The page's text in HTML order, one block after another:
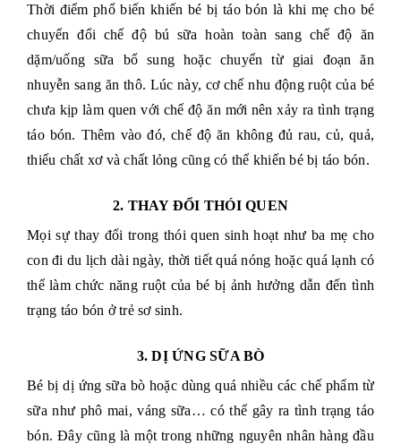
Thời điểm phổ biến khiến bé bị táo bón là khi mẹ cho bé
chuyển đổi chế độ bú sữa hoàn toàn sang chế độ ăn
dặm/uống sữa bổ sung hoặc chuyển từ giai đoạn ăn
nhuyễn sang ăn thô. Lúc này, cơ chế nhu động ruột của bé
chưa kịp làm quen với chế độ ăn mới nên xảy ra tình trạng
táo bón. Thêm vào đó, chế độ ăn không đủ rau, củ, quả,
thiếu chất xơ và chất lỏng cũng có thể khiến bé bị táo bón.
2. THAY ĐỔI THÓI QUEN
Mọi sự thay đổi trong thói quen sinh hoạt như ba mẹ cho
con đi du lịch dài ngày, thời tiết quá nóng hoặc quá lạnh có
thể làm chức năng ruột của bé bị ảnh hưởng dẫn đến tình
trạng táo bón ở trẻ sơ sinh.
3. DỊ ỨNG SỮA BÒ
Bé bị dị ứng sữa bò hoặc dùng quá nhiều các chế phẩm từ
sữa như phô mai, váng sữa… có thể gây ra tình trạng táo
bón. Đây cũng là một trong những nguyên nhân hàng đầu